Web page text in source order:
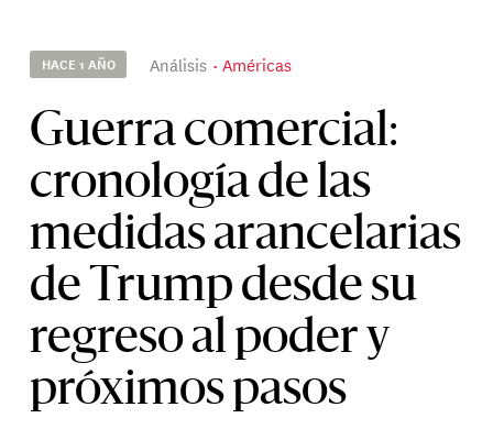
HACE 1 AÑO Análisis Américas
Guerra comercial:
cronología de las
medidas arancelarias
de Trump desde su
regreso al poder y
próximos pasos